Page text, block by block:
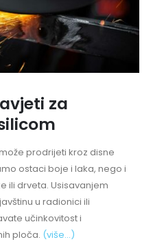
za
prodrijeti kroz disne
ostaci boje i laka, nego i
ili drveta. Usisavanjem
u radionici ili
učinkovitost i
ploča. (više…)